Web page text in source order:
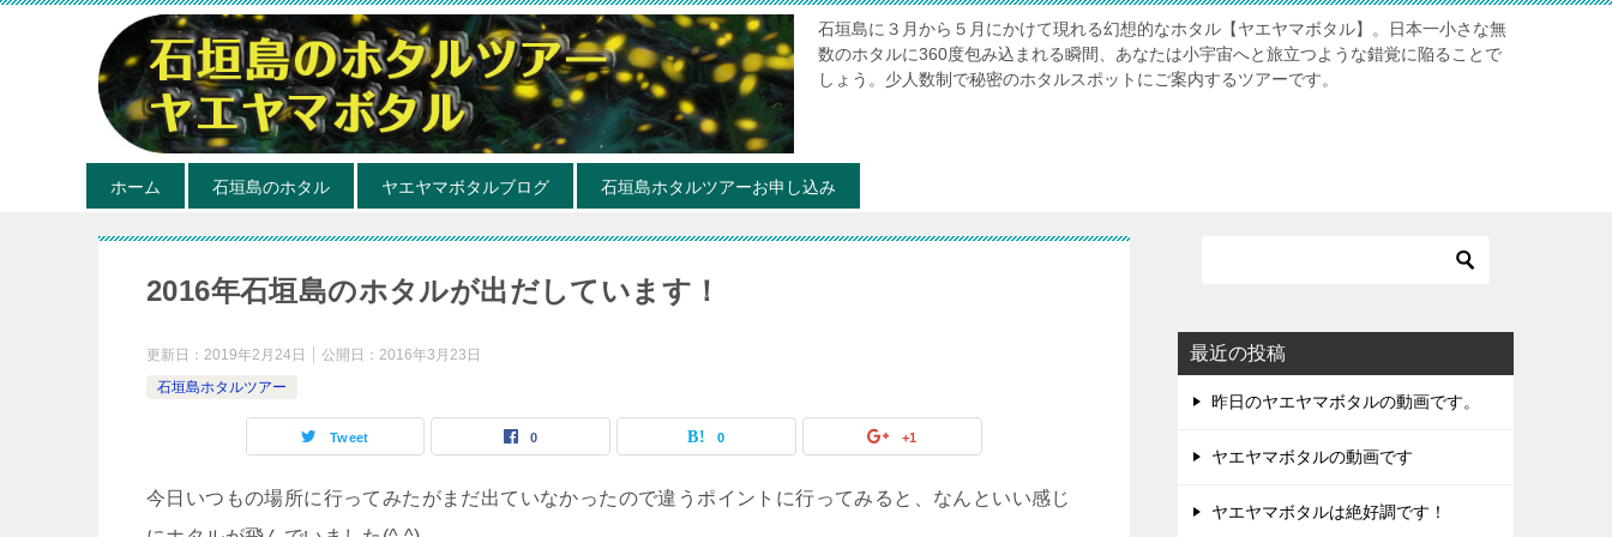
石垣島に３月から５月にかけて現れる幻想的なホタル【ヤエヤマボタル】。日本一小さな無
数のホタルに360度包み込まれる瞬間、あなたは小宇宙へと旅立つような錯覚に陥ることで
しょう。少人数制で秘密のホタルスポットにご案内するツアーです。
ホーム 石垣島のホタル ヤエヤマボタルブログ 石垣島ホタルツアーお申し込み
2016年石垣島のホタルが出だしています！
更新日： 2019年2月24日 公開日： 2016年3月23日
石垣島ホタルツアー
Tweet 0 0 +1
今日いつもの場所に行ってみたがまだ出ていなかったので違うポイントに行ってみると、なんといい感じ
最近の投稿
昨日のヤエヤマボタルの動画です。
ヤエヤマボタルの動画です
ヤエヤマボタルは絶好調です！